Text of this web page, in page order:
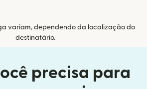
variam, dependendo da localização do
destinatário.
precisa para